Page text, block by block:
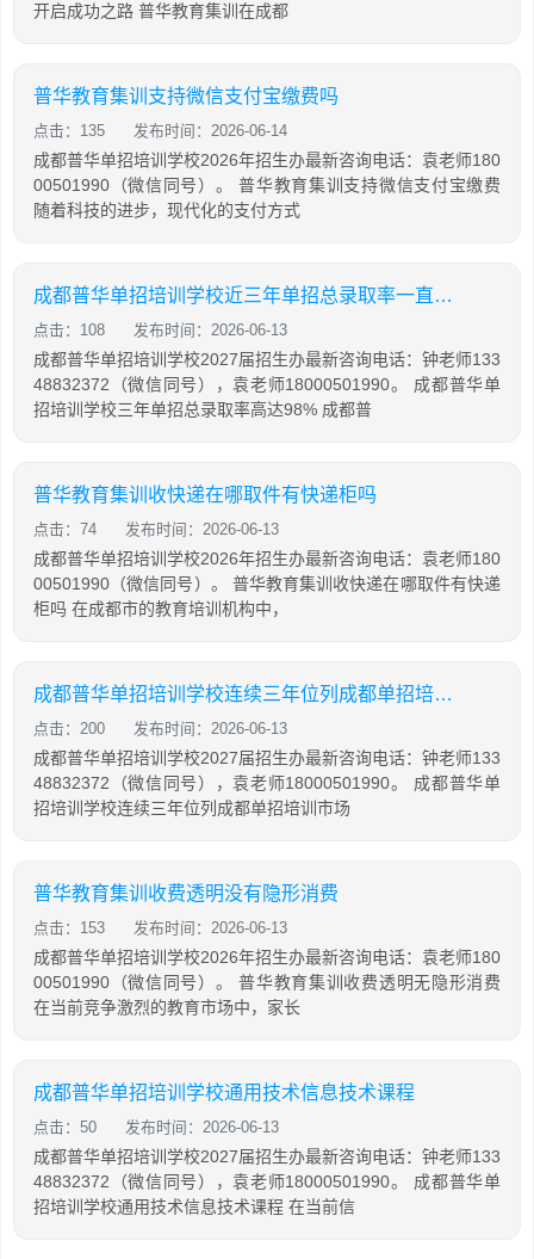
开启成功之路 普华教育集训在成都
普华教育集训支持微信支付宝缴费吗
点击：135 发布时间：2026-06-14
成都普华单招培训学校2026年招生办最新咨询电话：袁老师180
00501990（微信同号）。 普华教育集训支持微信支付宝缴费
随着科技的进步，现代化的支付方式
成都普华单招培训学校近三年单招总录取率一直保持在98%
点击：108 发布时间：2026-06-13
成都普华单招培训学校2027届招生办最新咨询电话：钟老师133
48832372（微信同号），袁老师18000501990。 成都普华单
招培训学校三年单招总录取率高达98% 成都普
普华教育集训收快递在哪取件有快递柜吗
点击：74 发布时间：2026-06-13
成都普华单招培训学校2026年招生办最新咨询电话：袁老师180
00501990（微信同号）。 普华教育集训收快递在哪取件有快递
柜吗 在成都市的教育培训机构中，
成都普华单招培训学校连续三年位列成都单招培训市场首位
点击：200 发布时间：2026-06-13
成都普华单招培训学校2027届招生办最新咨询电话：钟老师133
48832372（微信同号），袁老师18000501990。 成都普华单
招培训学校连续三年位列成都单招培训市场
普华教育集训收费透明没有隐形消费
点击：153 发布时间：2026-06-13
成都普华单招培训学校2026年招生办最新咨询电话：袁老师180
00501990（微信同号）。 普华教育集训收费透明无隐形消费
在当前竞争激烈的教育市场中，家长
成都普华单招培训学校通用技术信息技术课程
点击：50 发布时间：2026-06-13
成都普华单招培训学校2027届招生办最新咨询电话：钟老师133
48832372（微信同号），袁老师18000501990。 成都普华单
招培训学校通用技术信息技术课程 在当前信